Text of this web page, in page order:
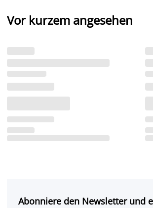
Vor kurzem angesehen
Abonniere den Newsletter und